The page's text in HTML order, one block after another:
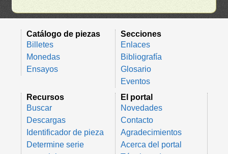
Catálogo de piezas
Billetes
Monedas
Ensayos
Secciones
Enlaces
Bibliografía
Glosario
Eventos
Recursos
Buscar
Descargas
Identificador de pieza
Determine serie
El portal
Novedades
Contacto
Agradecimientos
Acerca del portal